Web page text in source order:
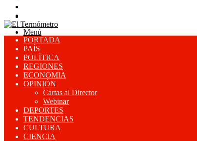
azar
lateral
Menú
por
PORTADA
PAÍS
POLÍTICA
REGIONES
ECONOMIA
OPINIÓN
Cartas al Director
Webinar
DEPORTES
TENDENCIAS
CULTURA
CIENCIA